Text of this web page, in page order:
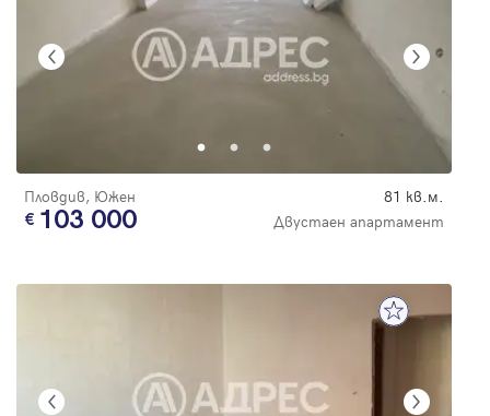
Пловдив, Южен 81 кв.м.
103 000 Двустаен апартамент